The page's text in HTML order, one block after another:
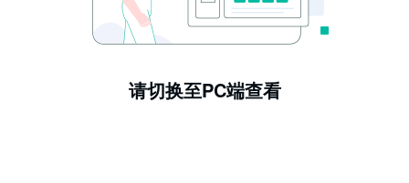
请切换至PC端查看